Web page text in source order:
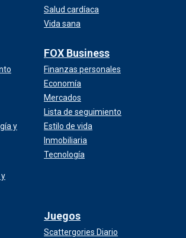
Salud cardíaca
Vida sana
y
FOX Business
Finanzas personales
Economía
Mercados
Lista de seguimiento
Estilo de vida
Inmobiliaria
Tecnología
Juegos
Scattergories Diario